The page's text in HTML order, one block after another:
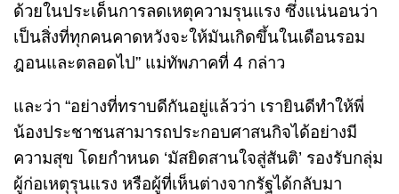
ด้วยในประเด็นการลดเหตุความรุนแรง ซึ่งแน่นอนว่า
เป็นสิ่งที่ทุกคนคาดหวังจะให้มันเกิดขึ้นในเดือนรอม
ฎอนและตลอดไป” แม่ทัพภาคที่ 4 กล่าว
และว่า “อย่างที่ทราบดีกันอยู่แล้วว่า เรายินดีทำให้พี่
น้องประชาชนสามารถประกอบศาสนกิจได้อย่างมี
ความสุข โดยกำหนด ‘มัสยิดสานใจสู่สันติ’ รองรับกลุ่ม
ผู้ก่อเหตุรุนแรง หรือผู้ที่เห็นต่างจากรัฐได้กลับมา